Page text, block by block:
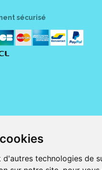
technologies de
sécurisé
d' Harcourt, 80300 Albert.